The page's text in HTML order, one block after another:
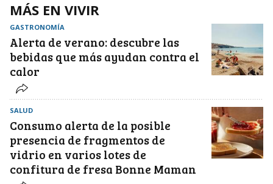
MÁS EN VIVIR
GASTRONOMÍA
Alerta de verano: descubre las
bebidas que más ayudan contra el
calor
SALUD
Consumo alerta de la posible
presencia de fragmentos de
vidrio en varios lotes de
confitura de fresa Bonne Maman